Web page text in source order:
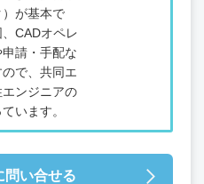
が基本で
CADオペレ
請・手配な
で、共同エ
ンジニアの
います。
問い合せる